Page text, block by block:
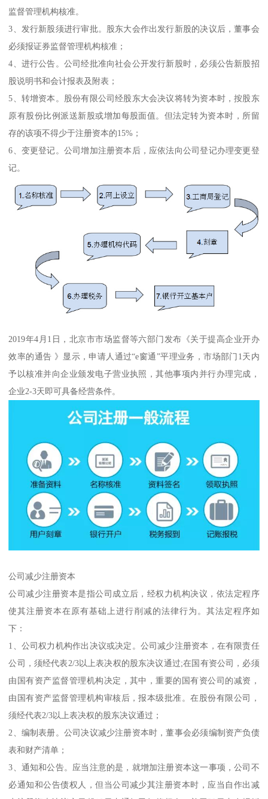
监督管理机构核准。
3、发行新股须进行审批。股东大会作出发行新股的决议后，董事会
必须报证券监督管理机构核准；
4、进行公告。公司经批准向社会公开发行新股时，必须公告新股招
股说明书和会计报表及附表；
5、转增资本。股份有限公司经股东大会决议将转为资本时，按股东
原有股份比例派送新股或增加每股面值。但法定转为资本时，所留
存的该项不得少于注册资本的15%；
6、变更登记。公司增加注册资本后，应依法向公司登记办理变更登
记。
2019年4月1日，北京市市场监督等六部门发布《关于提高企业开办
效率的通告 》显示，申请人通过“e窗通”平理业务，市场部门1天内
予以核准并向企业颁发电子营业执照，其他事项内并行办理完成，
企业2-3天即可具备经营条件。
公司减少注册资本
公司减少注册资本是指公司成立后，经权力机构决议，依法定程序
使其注册资本在原有基础上进行削减的法律行为。其法定程序如
下：
1、公司权力机构作出决议或决定。公司减少注册资本，在有限责任
公司，须经代表2/3以上表决权的股东决议通过;在国有资公司，必须
由国有资产监督管理机构决定，其中，重要的国有资公司的减资，
由国有资产监督管理机构审核后，报本级批准。在股份有限公司，
须经代表2/3以上表决权的股东决议通过；
2、编制表册。公司决议减少注册资本时，董事会必须编制资产负债
表和财产清单；
3、通知和公告。应当注意的是，就增加注册资本这一事项，公司不
必通知和公告债权人，但当公司减少其注册资本时，应当自作出减